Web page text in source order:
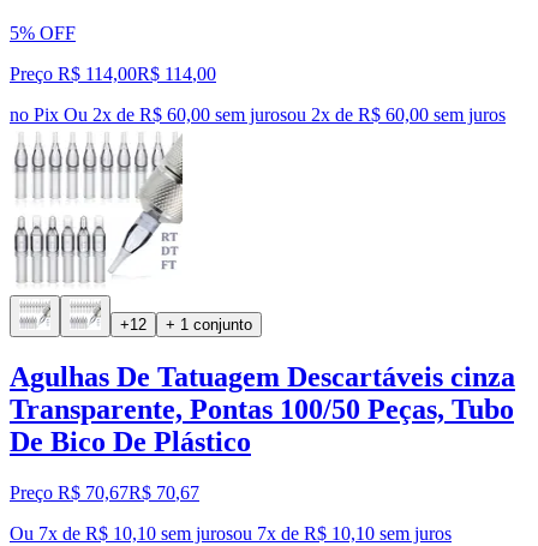
5% OFF
Preço R$ 114,00R$ 114,00
no Pix Ou 2x de R$ 60,00 sem jurosou 2x de R$ 60,00 sem juros
+12 + 1 conjunto
Agulhas De Tatuagem Descartáveis cinza
Transparente, Pontas 100/50 Peças, Tubo
De Bico De Plástico
Preço R$ 70,67R$ 70,67
Ou 7x de R$ 10,10 sem jurosou 7x de R$ 10,10 sem juros